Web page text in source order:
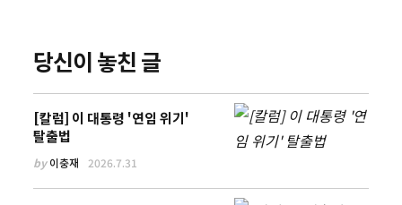
당신이 놓친 글
[칼럼] 이 대통령 '연임 위기'
탈출법
by이충재 2026.7.31